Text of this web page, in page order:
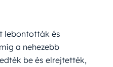
lebontották és
a nehezebb
be és elrejtették,